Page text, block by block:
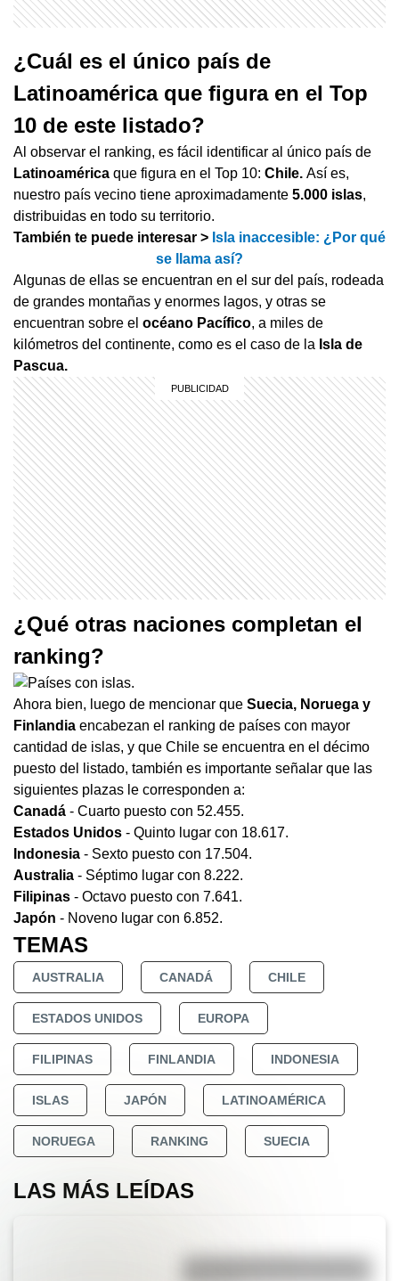
¿Cuál es el único país de
Latinoamérica que figura en el Top
10 de este listado?
Al observar el ranking, es fácil identificar al único país de
Latinoamérica que figura en el Top 10: Chile. Así es,
nuestro país vecino tiene aproximadamente 5.000 islas,
distribuidas en todo su territorio.
También te puede interesar > Isla inaccesible: ¿Por qué
se llama así?
Algunas de ellas se encuentran en el sur del país, rodeada
de grandes montañas y enormes lagos, y otras se
encuentran sobre el océano Pacífico, a miles de
kilómetros del continente, como es el caso de la Isla de
Pascua.
¿Qué otras naciones completan el
ranking?
Ahora bien, luego de mencionar que Suecia, Noruega y
Finlandia encabezan el ranking de países con mayor
cantidad de islas, y que Chile se encuentra en el décimo
puesto del listado, también es importante señalar que las
siguientes plazas le corresponden a:
Canadá - Cuarto puesto con 52.455.
Estados Unidos - Quinto lugar con 18.617.
Indonesia - Sexto puesto con 17.504.
Australia - Séptimo lugar con 8.222.
Filipinas - Octavo puesto con 7.641.
Japón - Noveno lugar con 6.852.
TEMAS
AUSTRALIA CANADÁ CHILE
ESTADOS UNIDOS EUROPA
FILIPINAS FINLANDIA INDONESIA
ISLAS JAPÓN LATINOAMÉRICA
NORUEGA RANKING SUECIA
LAS MÁS LEÍDAS
La vida de San Martín contada